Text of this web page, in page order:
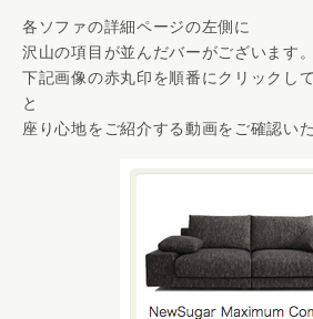
各ソファの詳細ページの左側に
沢山の項目が並んだバーがございます。
下記画像の赤丸印を順番にクリックし
と
座り心地をご紹介する動画をご確認い